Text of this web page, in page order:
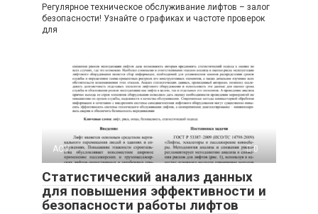
Регулярное техническое обслуживание лифтов – залог
безопасности! Узнайте о графиках и частоте проверок
для
АСУ 0
Статистический анализ данных
для повышения эффективности и
безопасности работы лифтов